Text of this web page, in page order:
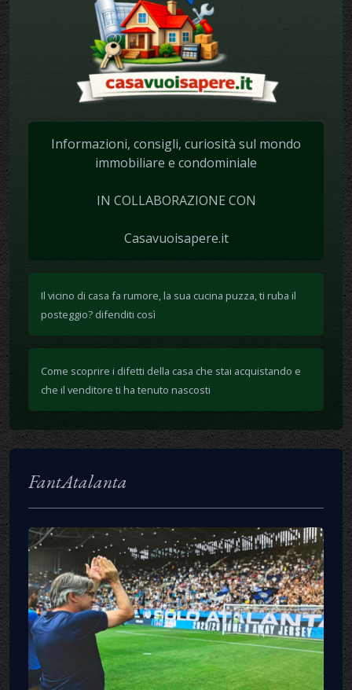
Informazioni, consigli, curiosità sul mondo
immobiliare e condominiale
IN COLLABORAZIONE CON
Casavuoisapere.it
Il vicino di casa fa rumore, la sua cucina puzza, ti ruba il
posteggio? difenditi così
Come scoprire i difetti della casa che stai acquistando e
che il venditore ti ha tenuto nascosti
FantAtalanta